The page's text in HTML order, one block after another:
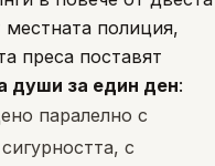
местната полиция,
преса поставят
души за един ден:
паралелно с
с